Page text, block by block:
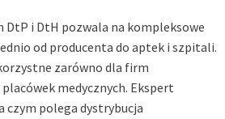
DtP i DtH pozwala na kompleksowe
od producenta do aptek i szpitali.
zarówno dla firm
medycznych. Ekspert
czym polega dystrybucja